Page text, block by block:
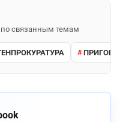
связанным темам